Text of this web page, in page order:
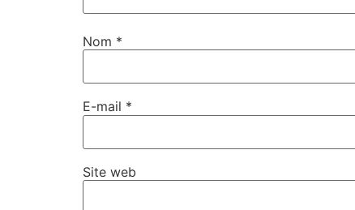
Nom *
E-mail *
Site web